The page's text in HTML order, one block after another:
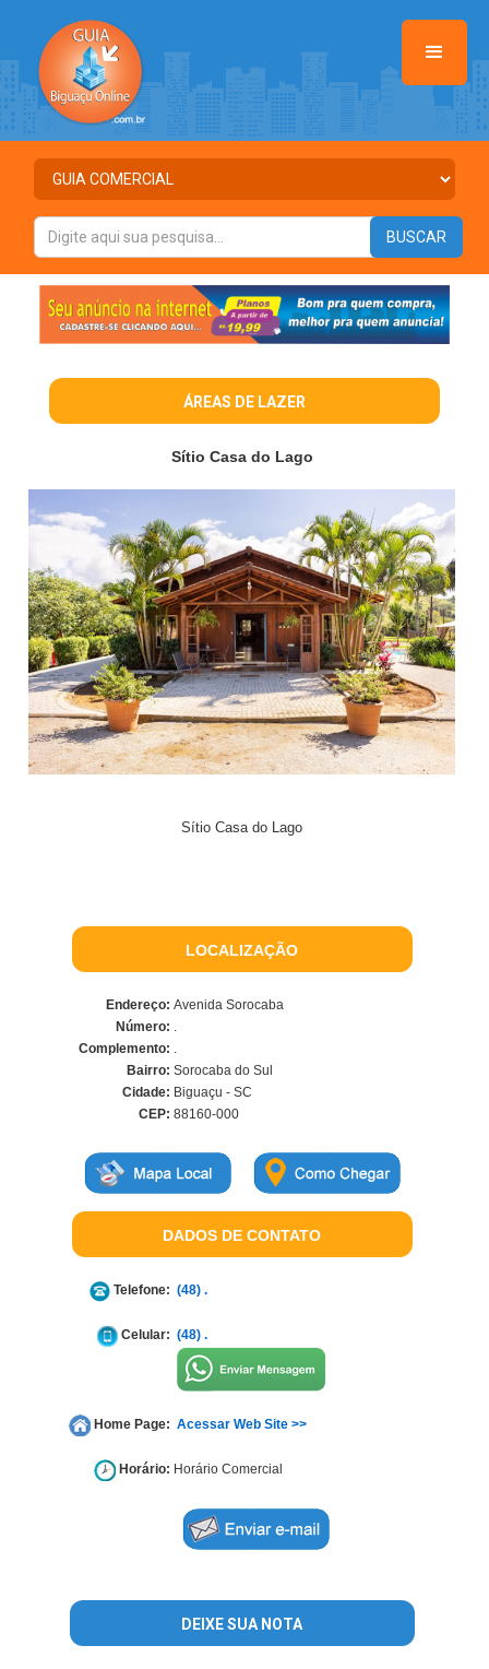
ÁREAS DE LAZER
Sítio Casa do Lago
Sítio Casa do Lago
LOCALIZAÇÃO
Endereço: Avenida Sorocaba
Número: .
Complemento: .
Bairro: Sorocaba do Sul
Cidade: Biguaçu - SC
CEP: 88160-000
DADOS DE CONTATO
Telefone: (48) .
Celular: (48) .
Home Page: Acessar Web Site >>
Horário: Horário Comercial
DEIXE SUA NOTA